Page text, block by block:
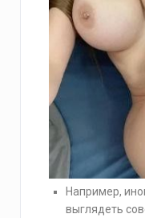
Например,
выглядеть